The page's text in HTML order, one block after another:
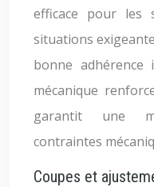
efficace pour les
situations
bonne
mécanique
garantit une
contraintes
Coupes et